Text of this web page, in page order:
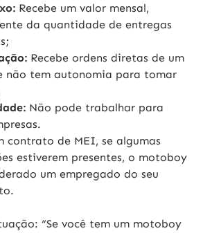
Recebe um valor mensal,
da quantidade de entregas
Recebe ordens diretas de um
não tem autonomia para tomar
Não pode trabalhar para
contrato de MEI, se algumas
estiverem presentes, o motoboy
um empregado do seu
“Se você tem um motoboy